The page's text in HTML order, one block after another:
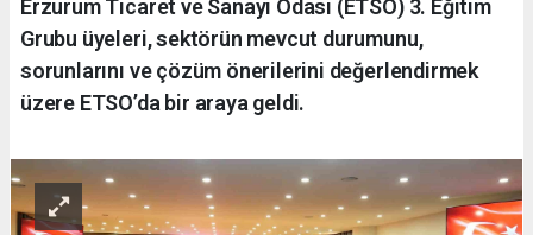
Erzurum Ticaret ve Sanayi Odası (ETSO) 3. Eğitim
Grubu üyeleri, sektörün mevcut durumunu,
sorunlarını ve çözüm önerilerini değerlendirmek
üzere ETSO’da bir araya geldi.